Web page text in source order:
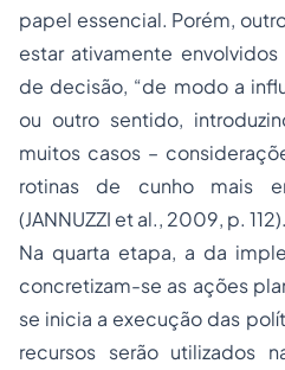
papel essencial. Porém,
estar ativamente
de decisão, “de modo a
ou outro sentido,
muitos casos –
rotinas de cunho mais
(JANNUZZI et al., 2009, p. 112).
Na quarta etapa, a da
concretizam-se as ações
se inicia a execução das
recursos serão utilizados